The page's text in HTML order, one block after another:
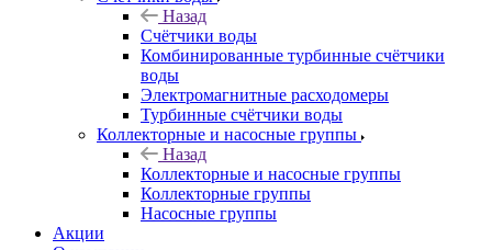
Назад
Счётчики воды
Комбинированные турбинные счётчики
воды
Электромагнитные расходомеры
Турбинные счётчики воды
Коллекторные и насосные группы
Назад
Коллекторные и насосные группы
Коллекторные группы
Насосные группы
Акции